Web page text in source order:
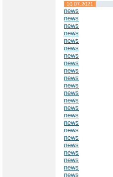
10.07.2021
news
news
news
news
news
news
news
news
news
news
news
news
news
news
news
news
news
news
news
news
news
news
news